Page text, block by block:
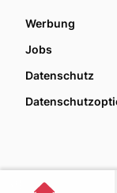
Werbung
Jobs
Datenschutz